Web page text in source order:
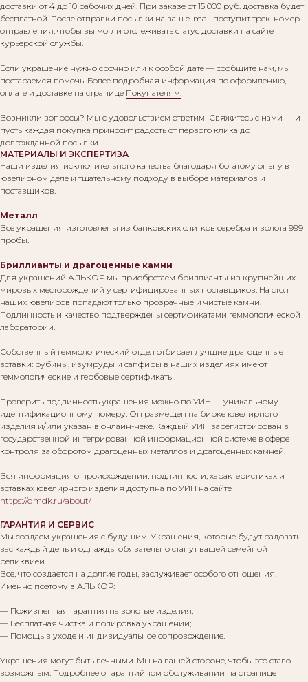
доставки от 4 до 10 рабочих дней. При заказе от 15 000 руб. доставка будет
бесплатной. После отправки посылки на ваш e-mail поступит трек-номер
отправления, чтобы вы могли отслеживать статус доставки на сайте
курьерской службы.
Если украшение нужно срочно или к особой дате — сообщите нам, мы
постараемся помочь. Более подробная информация по оформлению,
оплате и доставке на странице Покупателям.
Возникли вопросы? Мы с удовольствием ответим! Свяжитесь с нами — и
пусть каждая покупка приносит радость от первого клика до
долгожданной посылки.
МАТЕРИАЛЫ И ЭКСПЕРТИЗА
Наши изделия исключительного качества благодаря богатому опыту в
ювелирном деле и тщательному подходу в выборе материалов и
поставщиков.
Металл
Все украшения изготовлены из банковских слитков серебра и золота 999
пробы.
Бриллианты и драгоценные камни
Для украшений АЛЬКОР мы приобретаем бриллианты из крупнейших
мировых месторождений у сертифицированных поставщиков. На стол
наших ювелиров попадают только прозрачные и чистые камни.
Подлинность и качество подтверждены сертификатами геммологической
лаборатории.
Собственный геммологический отдел отбирает лучшие драгоценные
вставки: рубины, изумруды и сапфиры в наших изделиях имеют
геммологические и гербовые сертификаты.
Проверить подлинность украшения можно по УИН — уникальному
идентификационному номеру. Он размещен на бирке ювелирного
изделия и/или указан в онлайн-чеке. Каждый УИН зарегистрирован в
государственной интегрированной информационной системе в сфере
контроля за оборотом драгоценных металлов и драгоценных камней.
Вся информация о происхождении, подлинности, характеристиках и
вставках ювелирного изделия доступна по УИН на сайте
https://dmdk.ru/about/
ГАРАНТИЯ И СЕРВИС
Мы создаем украшения с будущим. Украшения, которые будут радовать
вас каждый день и однажды обязательно станут вашей семейной
реликвией.
Все, что создается на долгие годы, заслуживает особого отношения.
Именно поэтому в АЛЬКОР:
— Пожизненная гарантия на золотые изделия;
— Бесплатная чистка и полировка украшений;
— Помощь в уходе и индивидуальное сопровождение.
Украшения могут быть вечными. Мы на вашей стороне, чтобы это стало
возможным. Подробнее о гарантийном обслуживании на странице
Вам могут понравиться: